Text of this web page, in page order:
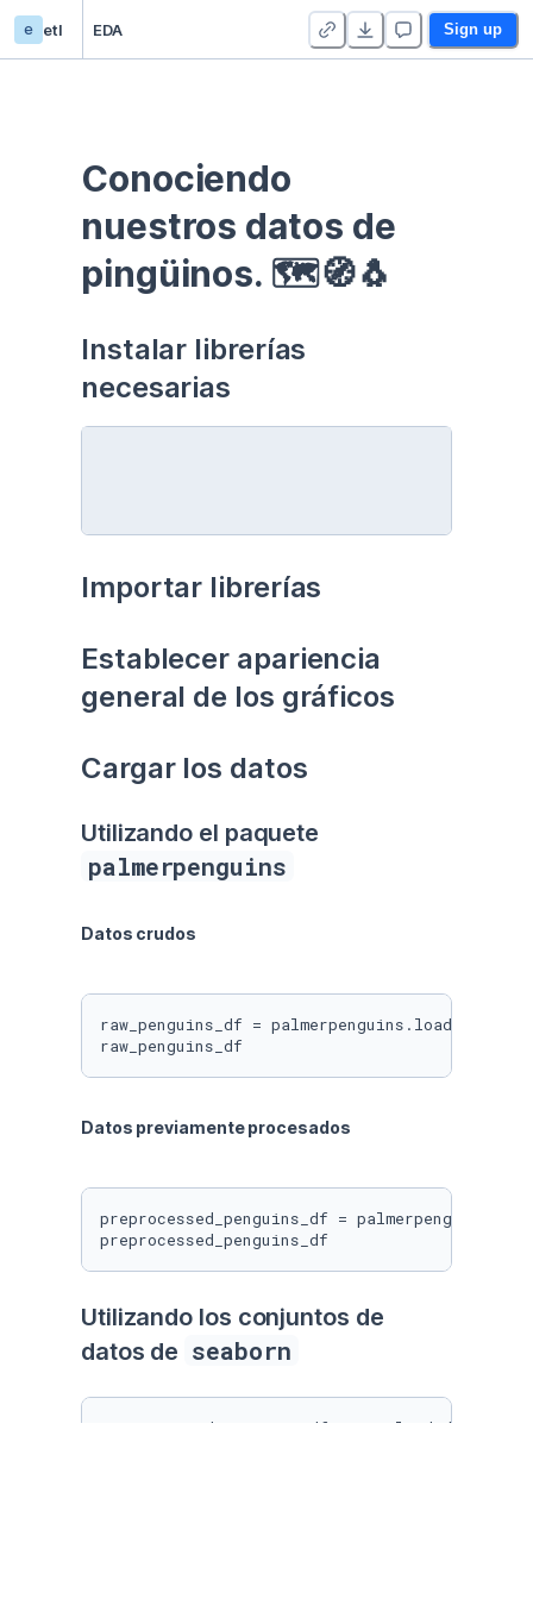
e etl EDA Sign up
Conociendo
nuestros datos de
pingüinos. 🗺🧭🐧
Instalar librerías
necesarias
Importar librerías
Establecer apariencia
general de los gráficos
Cargar los datos
palmerpenguins
Datos crudos
raw_penguins_df =
raw_penguins_df
Datos previamente procesados
preprocessed_penguins_df =
preprocessed_penguins_df
Utilizando los conjuntos de
datos de seaborn
preprocessed_penguins_df = sns.load_dataset(